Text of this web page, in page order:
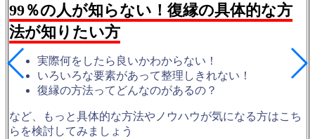
99％の人が知らない！復縁の具体的な方
法が知りたい方
実際何をしたら良いかわからない！
いろいろな要素があって整理しきれない！
復縁の方法ってどんなのがあるの？
など、もっと具体的な方法やノウハウが気になる方はこち
らを検討してみましょう